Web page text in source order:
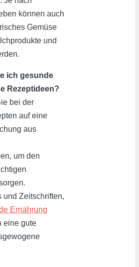
können auch
Gemüse
und
ich gesunde
Rezeptideen?
bei der
auf eine
aus
um den
und Zeitschriften,
Ernährung
eine gute